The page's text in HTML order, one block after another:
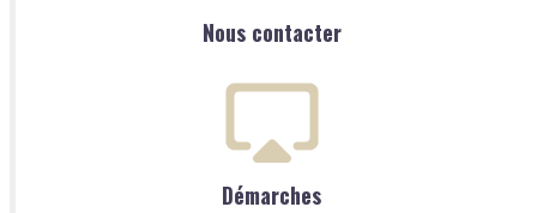
Nous contacter
Démarches